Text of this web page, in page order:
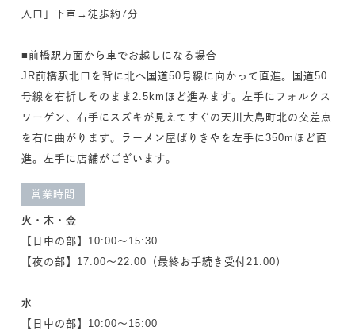
入口」下車→徒歩約7分
■前橋駅方面から車でお越しになる場合
JR前橋駅北口を背に北へ国道50号線に向かって直進。国道50
号線を右折しそのまま2.5kmほど進みます。左手にフォルクス
ワーゲン、右手にスズキが見えてすぐの天川大島町北の交差点
を右に曲がります。ラーメン屋ばりきやを左手に350mほど直
進。左手に店舗がございます。
営業時間
火・木・金
【日中の部】10:00～15:30
【夜の部】17:00～22:00（最終お手続き受付21:00）
水
【日中の部】10:00～15:00